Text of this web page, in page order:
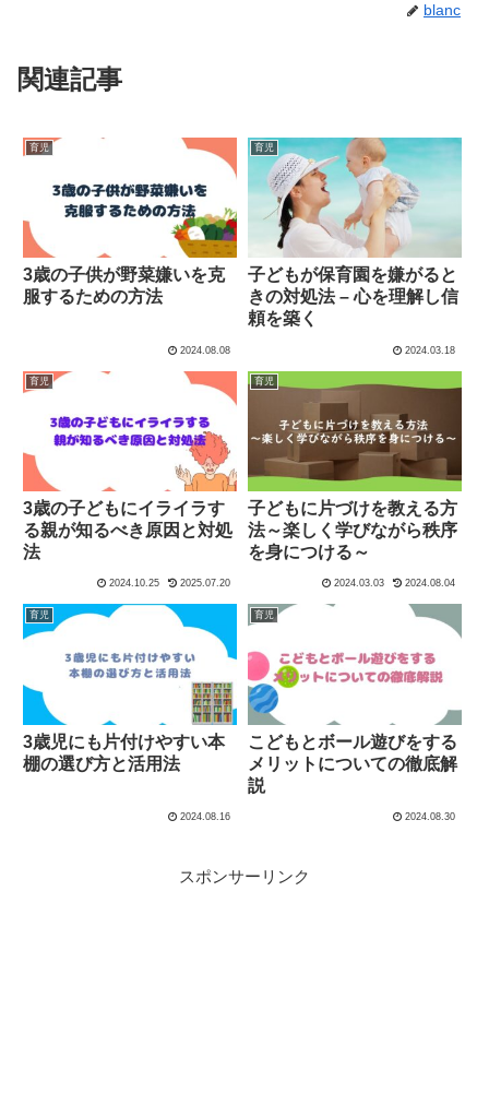
blanc
関連記事
育児
3歳の子供が野菜嫌いを克
服するための方法
2024.08.08
育児
子どもが保育園を嫌がると
きの対処法 – 心を理解し信
頼を築く
2024.03.18
育児
3歳の子どもにイライラす
る親が知るべき原因と対処
法
2024.10.25 2025.07.20
育児
子どもに片づけを教える方
法～楽しく学びながら秩序
を身につける～
2024.03.03 2024.08.04
育児
3歳児にも片付けやすい本
棚の選び方と活用法
2024.08.16
育児
こどもとボール遊びをする
メリットについての徹底解
説
2024.08.30
スポンサーリンク